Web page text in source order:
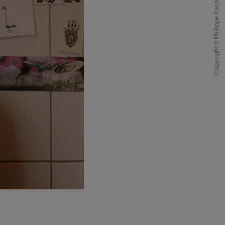
Copyright © Philippe Pache